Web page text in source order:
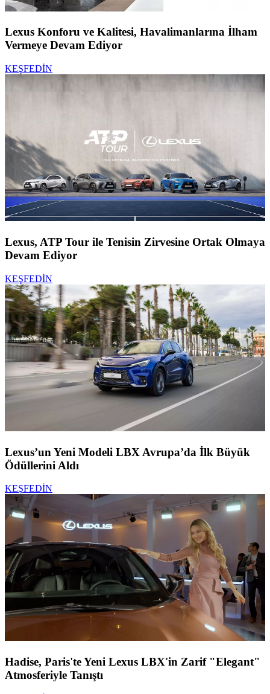
Lexus Konforu ve Kalitesi, Havalimanlarına İlham
Vermeye Devam Ediyor
KEŞFEDİN
Lexus, ATP Tour ile Tenisin Zirvesine Ortak Olmaya
Devam Ediyor
KEŞFEDİN
Lexus’un Yeni Modeli LBX Avrupa’da İlk Büyük
Ödüllerini Aldı
KEŞFEDİN
Hadise, Paris'te Yeni Lexus LBX'in Zarif "Elegant"
Atmosferiyle Tanıştı